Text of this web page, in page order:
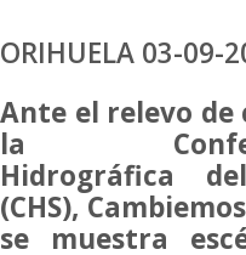
ORIHUELA 03-09-
Ante el relevo de
la
Hidrográfica
(CHS),
se muestra